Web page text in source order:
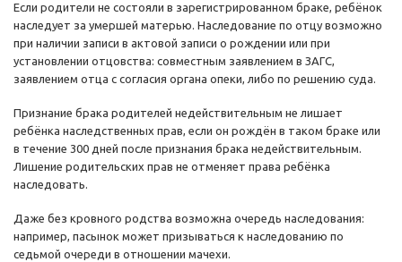
Если родители не состояли в зарегистрированном браке, ребёнок
наследует за умершей матерью. Наследование по отцу возможно
при наличии записи в актовой записи о рождении или при
установлении отцовства: совместным заявлением в ЗАГС,
заявлением отца с согласия органа опеки, либо по решению суда.
Признание брака родителей недействительным не лишает
ребёнка наследственных прав, если он рождён в таком браке или
в течение 300 дней после признания брака недействительным.
Лишение родительских прав не отменяет права ребёнка
наследовать.
Даже без кровного родства возможна очередь наследования:
например, пасынок может призываться к наследованию по
седьмой очереди в отношении мачехи.